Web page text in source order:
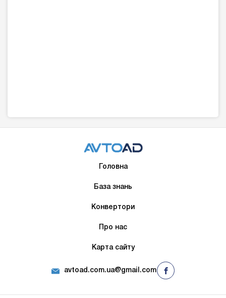
Головна
База знань
Конвертори
Про нас
Карта сайту
avtoad.com.ua@gmail.com